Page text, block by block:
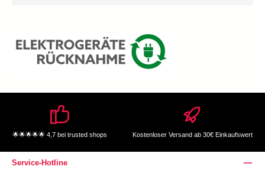
🌟🌟🌟🌟🌟 4,7 bei trusted shops Kostenloser Versand ab 30€ Einkaufswert
Service-Hotline